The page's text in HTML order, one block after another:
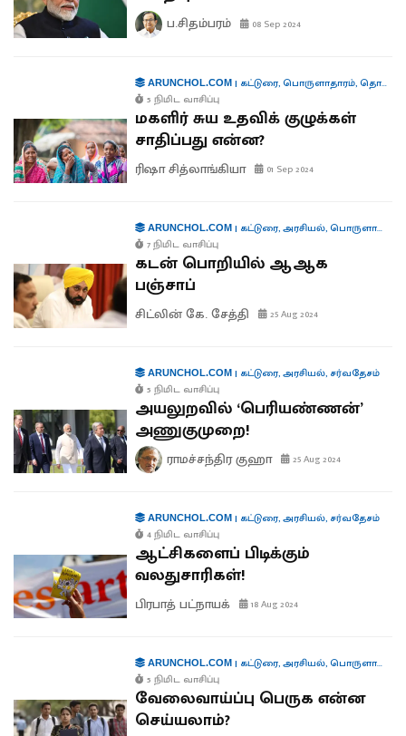
ப.சிதம்பரம் 08 Sep 2024
ARUNCHOL.COM| கட்டுரை,பொருளாதாரம்,தொழில்
5 நிமிட வாசிப்பு
மகளிர் சுய உதவிக் குழுக்கள்
சாதிப்பது என்ன?
ரிஷா சித்லாங்கியா 01 Sep 2024
ARUNCHOL.COM| கட்டுரை,அரசியல்,பொருளாதாரம்
7 நிமிட வாசிப்பு
கடன் பொறியில் ஆஆக
பஞ்சாப்
சிட்லின் கே. சேத்தி 25 Aug 2024
ARUNCHOL.COM| கட்டுரை,அரசியல், சர்வதேசம்
5 நிமிட வாசிப்பு
அயலுறவில் ‘பெரியண்ணன்’
அணுகுமுறை!
ராமச்சந்திர குஹா 25 Aug 2024
ARUNCHOL.COM| கட்டுரை,அரசியல், சர்வதேசம்
4 நிமிட வாசிப்பு
ஆட்சிகளைப் பிடிக்கும்
வலதுசாரிகள்!
பிரபாத் பட்நாயக் 18 Aug 2024
ARUNCHOL.COM| கட்டுரை,அரசியல்,பொருளாதாரம்
5 நிமிட வாசிப்பு
வேலைவாய்ப்பு பெருக என்ன
செய்யலாம்?